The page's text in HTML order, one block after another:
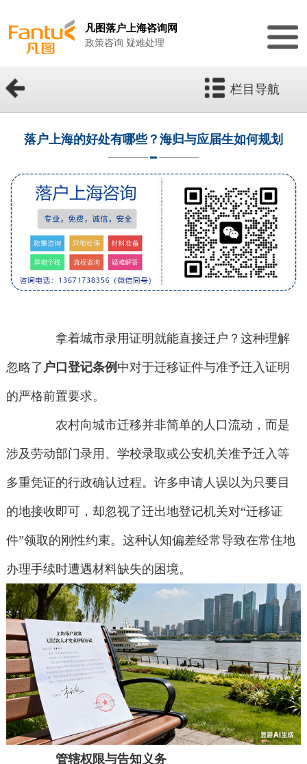
凡图落户上海咨询网
政策咨询 疑难处理
栏目导航
落户上海的好处有哪些？海归与应届生如何规划
拿着城市录用证明就能直接迁户？这种理解
忽略了 户口登记条例 中对于迁移证件与准予迁入证明
的严格前置要求。
农村向城市迁移并非简单的人口流动，而是
涉及劳动部门录用、学校录取或公安机关准予迁入等
多重凭证的行政确认过程。许多申请人误以为只要目
的地接收即可，却忽视了迁出地登记机关对“迁移证
件”领取的刚性约束。这种认知偏差经常导致在常住地
办理手续时遭遇材料缺失的困境。
管辖权限与告知义务